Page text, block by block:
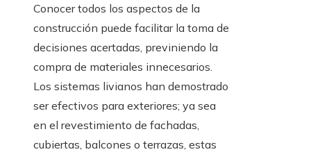
Conocer todos los aspectos de la
construcción puede facilitar la toma de
decisiones acertadas, previniendo la
compra de materiales innecesarios.
Los sistemas livianos han demostrado
ser efectivos para exteriores; ya sea
en el revestimiento de fachadas,
cubiertas, balcones o terrazas, estas